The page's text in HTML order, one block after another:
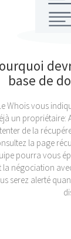
base de
Whois vous
un propriétaire:
tenter de la
la page
pourra vous
la négociation
serez alerté